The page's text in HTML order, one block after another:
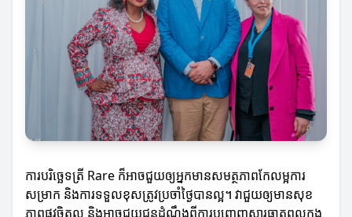
ការបរិច្ឆេទត្រី Rare ក៏អាចជួយឲ្យអ្នកមានសមត្ថភាពកែលម្អការ
សម្រាក និងការទទួលខុសត្រូវប្រចាំថ្ងៃបានល្អ។ វាជួយឲ្យមានសុខ
ភាពផ្លូវចិត្តល្អ និងអាចជួយជូនដំណឹងពីការបញ្ចេញសារធាតុពុលក្នុង